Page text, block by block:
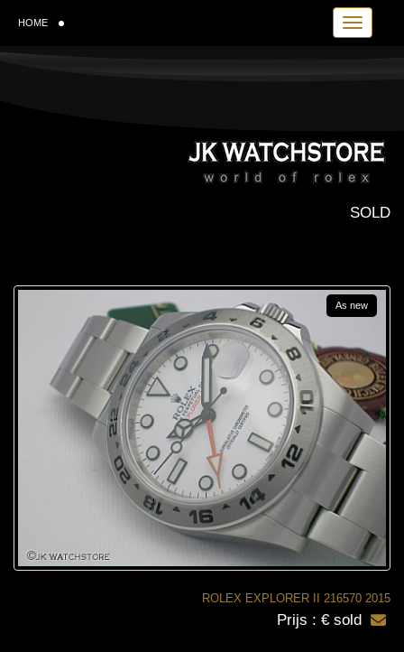
Toggle
HOME
SOLD
ROLEX EXPLORER II 216570 2015
As new
Prijs : € sold